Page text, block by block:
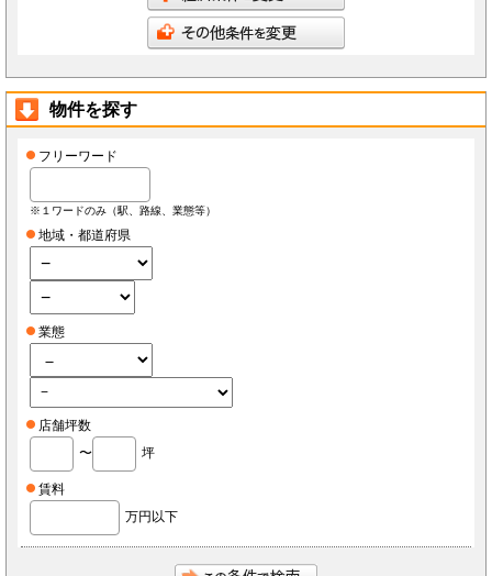
物件を探す
フリーワード
※１ワードのみ（駅、路線、業態等）
地域・都道府県
業態
店舗坪数
〜
坪
賃料
万円以下